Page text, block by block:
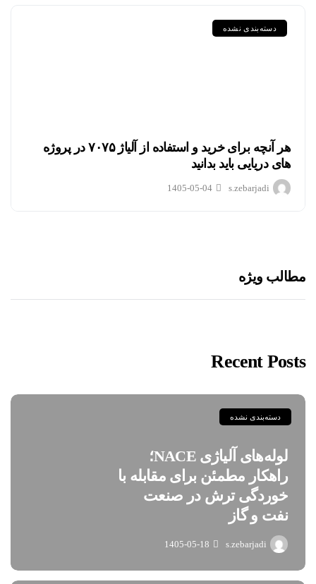
دسته‌بندی نشده
هر آنچه برای خرید و استفاده از آلیاژ ۷۰۷۵ در پروژه
های دریایی باید بدانید
s.zebarjadi
1405-05-04
مطالب ویژه
Recent Posts
دسته‌بندی نشده
لوله‌های آلیاژی NACE؛
راهکار مطمئن برای مقابله با
خوردگی ترش در صنعت
نفت و گاز
s.zebarjadi
1405-05-18